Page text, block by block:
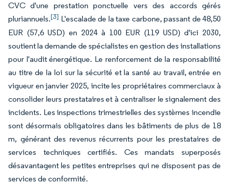
CVC d'une prestation ponctuelle vers des accords gérés
pluriannuels.[3] L'escalade de la taxe carbone, passant de 48,50
EUR (57,6 USD) en 2024 à 100 EUR (119 USD) d'ici 2030,
soutient la demande de spécialistes en gestion des installations
pour l'audit énergétique. Le renforcement de la responsabilité
au titre de la loi sur la sécurité et la santé au travail, entrée en
vigueur en janvier 2025, incite les propriétaires commerciaux à
consolider leurs prestataires et à centraliser le signalement des
incidents. Les inspections trimestrielles des systèmes incendie
sont désormais obligatoires dans les bâtiments de plus de 18
m, générant des revenus récurrents pour les prestataires de
services techniques certifiés. Ces mandats superposés
désavantagent les petites entreprises qui ne disposent pas de
services de conformité.